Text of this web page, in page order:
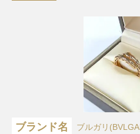
ブランド名 ブルガリ